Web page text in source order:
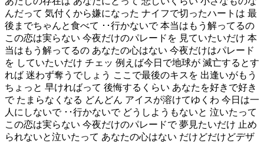
んだって 気付くから嫌になった ナイフで切ったハートは 最
後までちゃんと食べて ･･行かないで 本当はもう解ってるの
この恋は実らない 今夜だけのパレードを 見ていたいだけ 本
当はもう解ってるの あなたの心はない 今夜だけはパレード
を していたいだけ チェッ 例えば今日で地球が 滅亡するとす
れば 迷わず奪うでしょう ここで最後のキスを 出逢いがもう
ちょっと 早ければって 後悔するくらい あなたを好きで好き
で たまらなくなる どんどん アイスが溶けてゆくわ 今日は一
人にしないで ･･行かないで どうしようもないと 泣いたって
この恋は実らない 今夜だけのパレードで 夢見たいだけ 止め
られないと泣いたって あなたの心はない だけどだけどデザ